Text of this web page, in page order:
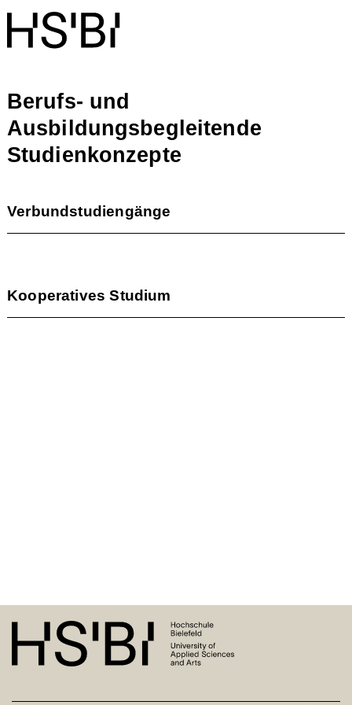
Berufs- und
Ausbildungsbegleitende
Studienkonzepte
Verbundstudiengänge
Kooperatives Studium